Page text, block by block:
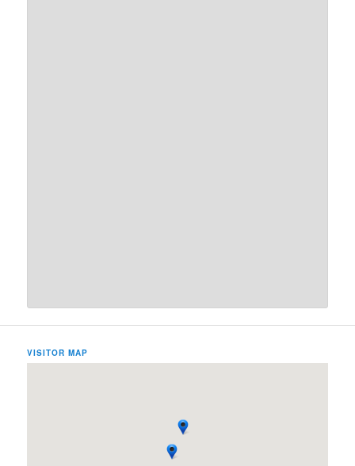
VISITOR MAP